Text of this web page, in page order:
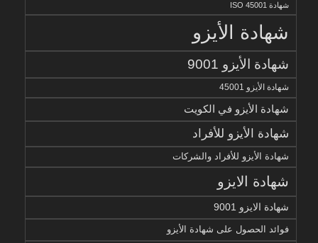
شهادة ISO 45001
شهادة الأيزو
شهادة الأيزو 9001
شهادة الأيزو 45001
شهادة الأيزو في الكويت
شهادة الأيزو للأفراد
شهادة الأيزو للأفراد والشركات
شهادة الايزو
شهادة الايزو 9001
فوائد الحصول على شهادة الأيزو